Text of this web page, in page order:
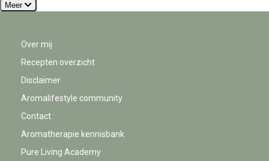
Meer
Over mij
Recepten overzicht
Disclaimer
Aromalifestyle community
Contact
Aromatherapie kennisbank
Pure Living Academy